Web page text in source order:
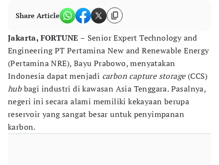
Share Article
Jakarta, FORTUNE – Senior Expert Technology and
Engineering PT Pertamina New and Renewable Energy
(Pertamina NRE), Bayu Prabowo, menyatakan
Indonesia dapat menjadi carbon capture storage(CCS)
hubbagi industri di kawasan Asia Tenggara. Pasalnya,
negeri ini secara alami memiliki kekayaan berupa
reservoir yang sangat besar untuk penyimpanan
karbon.